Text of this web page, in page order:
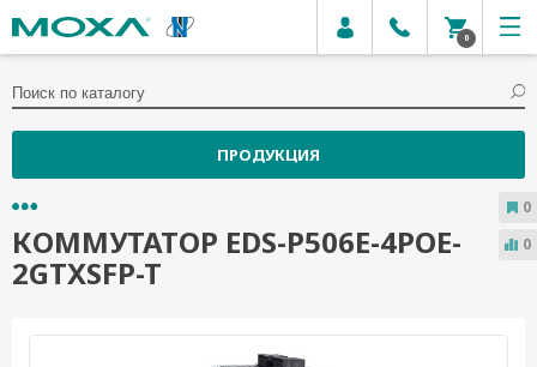
0
ПРОДУКЦИЯ
КОММУТАТОР EDS-P506E-4POE-
2GTXSFP-T
0
0